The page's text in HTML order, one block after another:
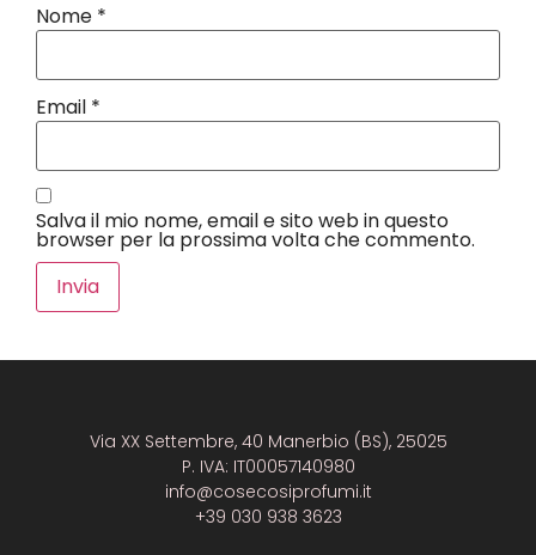
Nome *
Email *
Salva il mio nome, email e sito web in questo
browser per la prossima volta che commento.
Via XX Settembre, 40 Manerbio (BS), 25025
P. IVA: IT00057140980
info@cosecosiprofumi.it
+39 030 938 3623